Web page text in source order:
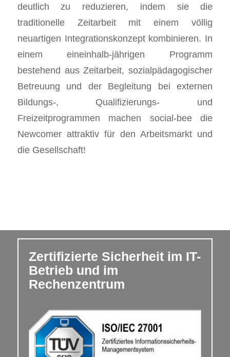
deutlich zu reduzieren, indem sie die
traditionelle Zeitarbeit mit einem völlig
neuartigen Integrationskonzept kombinieren. In
einem eineinhalb-jährigen Programm
bestehend aus Zeitarbeit, sozialpädagogischer
Betreuung und der Begleitung bei externen
Bildungs-, Qualifizierungs- und
Freizeitprogrammen machen social-bee die
Newcomer attraktiv für den Arbeitsmarkt und
die Gesellschaft!
Zertifizierte Sicherheit im IT-
Betrieb und im
Rechenzentrum